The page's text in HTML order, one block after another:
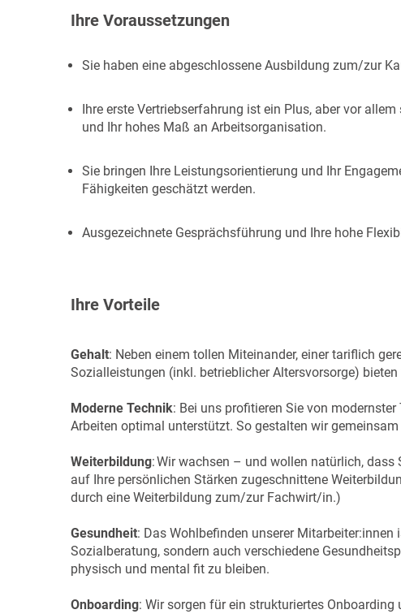
Ihre Voraussetzungen
Sie haben eine abgeschlossene Ausbildung zum/zur
Ihre erste Vertriebserfahrung ist ein Plus, aber vor
und Ihr hohes Maß an Arbeitsorganisation.
Sie bringen Ihre Leistungsorientierung und Ihr
Fähigkeiten geschätzt werden.
Ausgezeichnete Gesprächsführung und Ihre hohe
Ihre Vorteile
Gehalt: Neben einem tollen Miteinander, einer tariflich
Sozialleistungen (inkl. betrieblicher Altersvorsorge)
Moderne Technik: Bei uns profitieren Sie von
Arbeiten optimal unterstützt. So gestalten wir
Weiterbildung: Wir wachsen – und wollen natürlich,
auf Ihre persönlichen Stärken zugeschnittene
durch eine Weiterbildung zum/zur Fachwirt/in.)
Gesundheit: Das Wohlbefinden unserer
Sozialberatung, sondern auch verschiedene
physisch und mental fit zu bleiben.
Onboarding: Wir sorgen für ein strukturiertes